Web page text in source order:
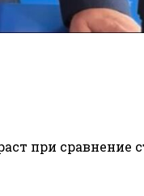
при сравнение